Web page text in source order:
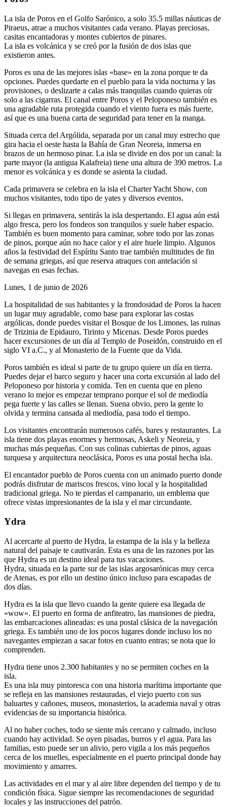
La isla de Poros en el Golfo Sarónico, a solo 35.5 millas náuticas de
Piraeus, atrae a muchos visitantes cada verano. Playas preciosas,
casitas encantadoras y montes cubiertos de pinares.
La isla es volcánica y se creó por la fusión de dos islas que
existieron antes.
Poros es una de las mejores islas «base» en la zona porque te da
opciones. Puedes quedarte en el pueblo para la vida nocturna y las
provisiones, o deslizarte a calas más tranquilas cuando quieras oír
solo a las cigarras. El canal entre Poros y el Peloponeso también es
una agradable ruta protegida cuando el viento fuera es más fuerte,
así que es una buena carta de seguridad para tener en la manga.
Situada cerca del Argólida, separada por un canal muy estrecho que
gira hacia el oeste hasta la Bahía de Gran Neoreia, inmersa en
brazos de un hermoso pinar. La isla se divide en dos por un canal: la
parte mayor (la antigua Kalafreia) tiene una altura de 390 metros. La
menor es volcánica y es donde se asienta la ciudad.
Cada primavera se celebra en la isla el Charter Yacht Show, con
muchos visitantes, todo tipo de yates y diversos eventos.
Si llegas en primavera, sentirás la isla despertando. El agua aún está
algo fresca, pero los fondeos son tranquilos y suele haber espacio.
También es buen momento para caminar, sobre todo por las zonas
de pinos, porque aún no hace calor y el aire huele limpio. Algunos
años la festividad del Espíritu Santo trae también multitudes de fin
de semana griegas, así que reserva atraques con antelación si
navegas en esas fechas.
Lunes, 1 de junio de 2026
La hospitalidad de sus habitantes y la frondosidad de Poros la hacen
un lugar muy agradable, como base para explorar las costas
argólicas, donde puedes visitar el Bosque de los Limones, las ruinas
de Trizinia de Epidauro, Tirinto y Micenas. Desde Poros puedes
hacer excursiones de un día al Templo de Poseidón, construido en el
siglo VI a.C., y al Monasterio de la Fuente que da Vida.
Poros también es ideal si parte de tu grupo quiere un día en tierra.
Puedes dejar el barco seguro y hacer una corta excursión al lado del
Peloponeso por historia y comida. Ten en cuenta que en pleno
verano lo mejor es empezar temprano porque el sol de mediodía
pega fuerte y las calles se llenan. Suena obvio, pero la gente lo
olvida y termina cansada al mediodía, pasa todo el tiempo.
Los visitantes encontrarán numerosos cafés, bares y restaurantes. La
isla tiene dos playas enormes y hermosas, Askeli y Neoreia, y
muchas más pequeñas. Con sus colinas cubiertas de pinos, aguas
turquesa y arquitectura neoclásica, Poros es una postal hecha isla.
El encantador pueblo de Poros cuenta con un animado puerto donde
podrás disfrutar de mariscos frescos, vino local y la hospitalidad
tradicional griega. No te pierdas el campanario, un emblema que
ofrece vistas impresionantes de la isla y el mar circundante.
Ydra
Al acercarte al puerto de Hydra, la estampa de la isla y la belleza
natural del paisaje te cautivarán. Esta es una de las razones por las
que Hydra es un destino ideal para tus vacaciones.
Hydra, situada en la parte sur de las islas argosarónicas muy cerca
de Atenas, es por ello un destino único incluso para escapadas de
dos días.
Hydra es la isla que llevo cuando la gente quiere esa llegada de
«wow». El puerto en forma de anfiteatro, las mansiones de piedra,
las embarcaciones alineadas: es una postal clásica de la navegación
griega. Es también uno de los pocos lugares donde incluso los no
navegantes empiezan a sacar fotos en cuanto entras; se nota que lo
comprenden.
Hydra tiene unos 2.300 habitantes y no se permiten coches en la
isla.
Es una isla muy pintoresca con una historia marítima importante que
se refleja en las mansiones restauradas, el viejo puerto con sus
baluartes y cañones, museos, monasterios, la academia naval y otras
evidencias de su importancia histórica.
Al no haber coches, todo se siente más cercano y calmado, incluso
cuando hay actividad. Se oyen pisadas, burros y el agua. Para las
familias, esto puede ser un alivio, pero vigila a los más pequeños
cerca de los muelles, especialmente en el puerto principal donde hay
movimiento y amarres.
Las actividades en el mar y al aire libre dependen del tiempo y de tu
condición física. Sigue siempre las recomendaciones de seguridad
locales y las instrucciones del patrón.